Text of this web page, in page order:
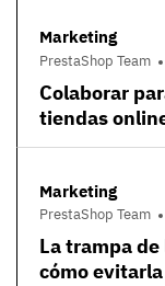
Marketing
PrestaShop Team
Colaborar
tiendas
Marketing
PrestaShop Team
La trampa
cómo evitarla